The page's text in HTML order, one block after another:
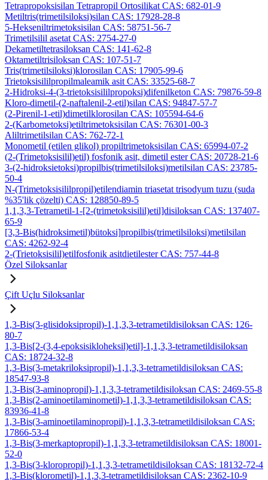
Tetrapropoksisilan Tetrapropil Ortosilikat CAS: 682-01-9
Metiltris(trimetilsiloksi)silan CAS: 17928-28-8
5-Hekseniltrimetoksisilan CAS: 58751-56-7
Trimetilsilil asetat CAS: 2754-27-0
Dekametiltetrasiloksan CAS: 141-62-8
Oktametiltrisiloksan CAS: 107-51-7
Tris(trimetilsiloksi)klorosilan CAS: 17905-99-6
Trietoksisililpropilmaleamik asit CAS: 33525-68-7
2-Hidroksi-4-(3-trietoksisililpropoksi)difenilketon CAS: 79876-59-8
Kloro-dimetil-(2-naftalenil-2-etil)silan CAS: 94847-57-7
(2-Pirenil-1-etil)dimetilklorosilan CAS: 105594-64-6
2-(Karbometoksi)etiltrimetoksisilan CAS: 76301-00-3
Aliltrimetilsilan CAS: 762-72-1
Monometil (etilen glikol) propiltrimetoksisilan CAS: 65994-07-2
(2-(Trimetoksisilil)etil) fosfonik asit, dimetil ester CAS: 20728-21-6
3-(2-hidroksietoksi)propilbis(trimetilsiloksi)metilsilan CAS: 23785-
50-4
N-(Trimetoksisililpropil)etilendiamin triasetat trisodyum tuzu (suda
%35'lik çözelti) CAS: 128850-89-5
1,1,3,3-Tetrametil-1-[2-(trimetoksisilil)etil]disiloksan CAS: 137407-
65-9
[3,3-Bis(hidroksimetil)bütoksi]propilbis(trimetilsiloksi)metilsilan
CAS: 4262-92-4
2-(Trietoksisilil)etilfosfonik asitdietilester CAS: 757-44-8
Özel Siloksanlar
Çift Uçlu Siloksanlar
1,3-Bis(3-glisidoksipropil)-1,1,3,3-tetrametildisiloksan CAS: 126-
80-7
1,3-Bis[2-(3,4-epoksisikloheksil)etil]-1,1,3,3-tetrametildisiloksan
CAS: 18724-32-8
1,3-Bis(3-metakriloksipropil)-1,1,3,3-tetrametildisiloksan CAS:
18547-93-8
1,3-Bis(3-aminopropil)-1,1,3,3-tetrametildisiloksan CAS: 2469-55-8
1,3-Bis(2-aminoetilaminometil)-1,1,3,3-tetrametildisiloksan CAS:
83936-41-8
1,3-Bis(3-aminoetilaminopropil)-1,1,3,3-tetrametildisiloksan CAS:
17866-53-4
1,3-Bis(3-merkaptopropil)-1,1,3,3-tetrametildisiloksan CAS: 18001-
52-0
1,3-Bis(3-kloropropil)-1,1,3,3-tetrametildisiloksan CAS: 18132-72-4
1,3-Bis(klorometil)-1,1,3,3-tetrametildisiloksan CAS: 2362-10-9